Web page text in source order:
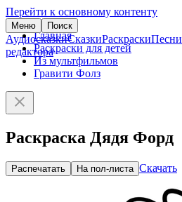
Перейти к основному контенту
Меню Поиск
АудиосказкиСказкиРаскраскиПесни
редактора
Главная
Раскраски для детей
Из мультфильмов
Гравити Фолз
Раскраска Дядя Форд
Распечатать На пол-листа Скачать